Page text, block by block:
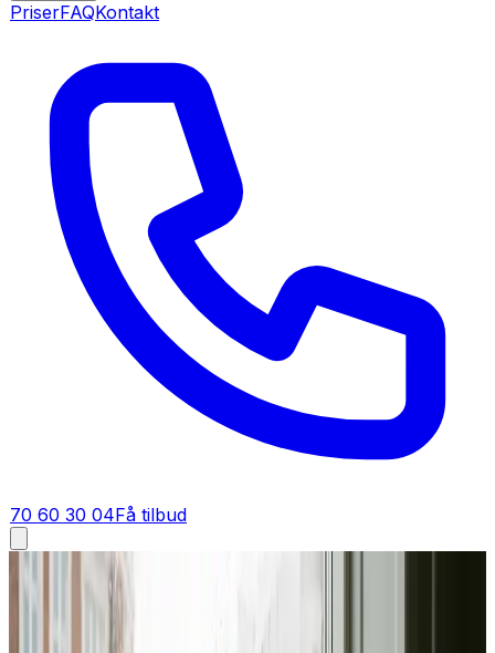
PriserFAQKontakt
70 60 30 04Få tilbud
Industriventilation i
Industriventilation i Vandel